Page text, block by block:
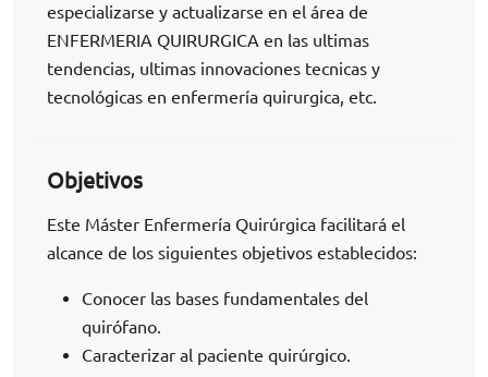
especializarse y actualizarse en el área de
ENFERMERIA QUIRURGICA en las ultimas
tendencias, ultimas innovaciones tecnicas y
tecnológicas en enfermería quirurgica, etc.
Objetivos
Este Máster Enfermería Quirúrgica facilitará el
alcance de los siguientes objetivos establecidos:
Conocer las bases fundamentales del
quirófano.
Caracterizar al paciente quirúrgico.